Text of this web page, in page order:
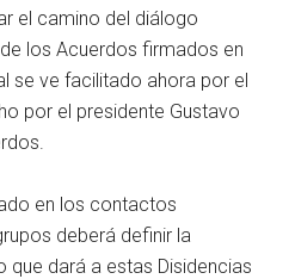
el camino del diálogo
los Acuerdos firmados en
se ve facilitado ahora por el
por el presidente Gustavo
en los contactos
deberá definir la
que dará a estas Disidencias